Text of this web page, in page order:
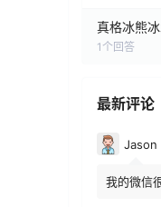
真格冰熊
1 个回答
最新评论
Jason
我的微信